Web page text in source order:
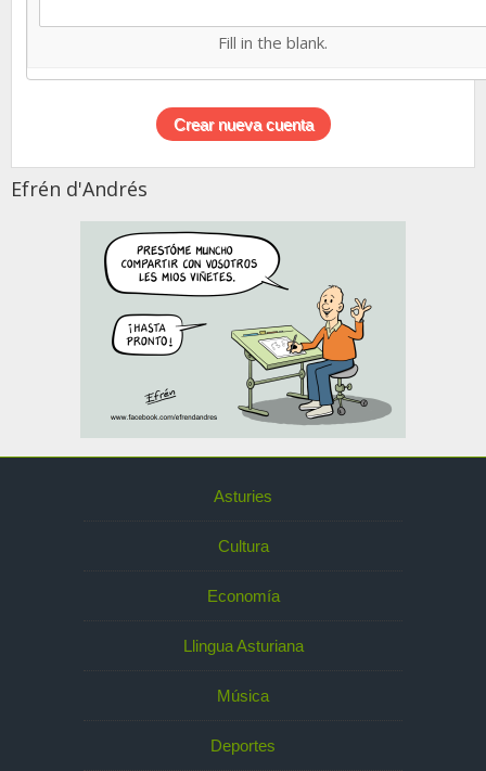
Fill in the blank.
Efrén d'Andrés
Asturies
Cultura
Economía
Llingua Asturiana
Música
Deportes